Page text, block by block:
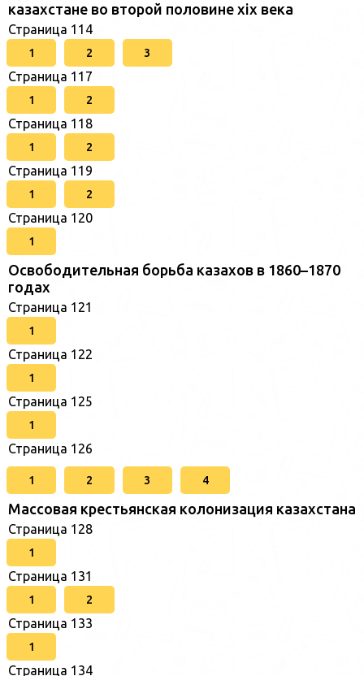
казахстане во второй половине xix века
Страница 114
1 2 3
Страница 117
1 2
Страница 118
1 2
Страница 119
1 2
Страница 120
1
Освободительная борьба казахов в 1860–1870
годах
Страница 121
1
Страница 122
1
Страница 125
1
Страница 126
1 2 3 4
Массовая крестьянская колонизация казахстана
Страница 128
1
Страница 131
1 2
Страница 133
1
Страница 134